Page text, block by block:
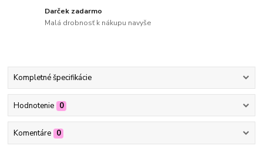
Darček zadarmo
Malá drobnosť k nákupu navyše
Kompletné špecifikácie
Hodnotenie 0
Komentáre 0